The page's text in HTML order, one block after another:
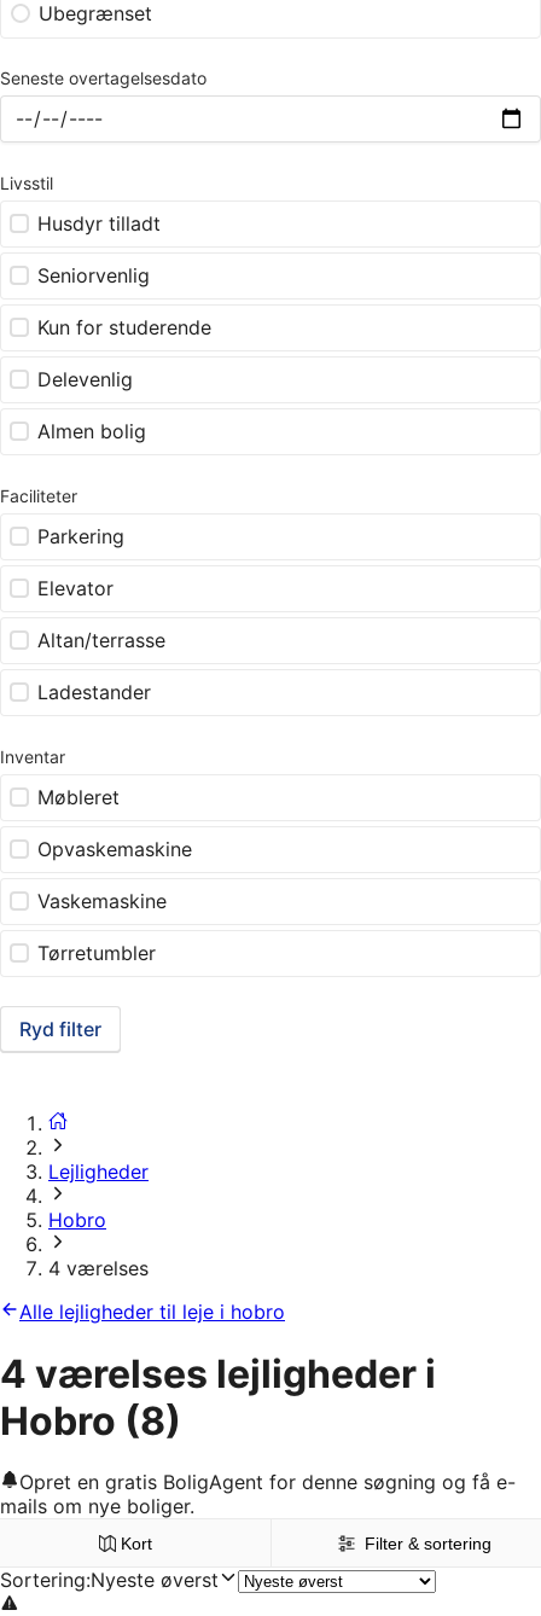
Ubegrænset
Seneste overtagelsesdato
Livsstil
Husdyr tilladt
Seniorvenlig
Kun for studerende
Delevenlig
Almen bolig
Faciliteter
Parkering
Elevator
Altan/terrasse
Ladestander
Inventar
Møbleret
Opvaskemaskine
Vaskemaskine
Tørretumbler
Ryd filter
Lejligheder
Hobro
4 værelses
Alle lejligheder til leje i hobro
4 værelses lejligheder i
Hobro (8)
Opret en gratis BoligAgent for denne søgning og få e-
mails om nye boliger.
Kort Filter & sortering
Sortering:Nyeste øverst